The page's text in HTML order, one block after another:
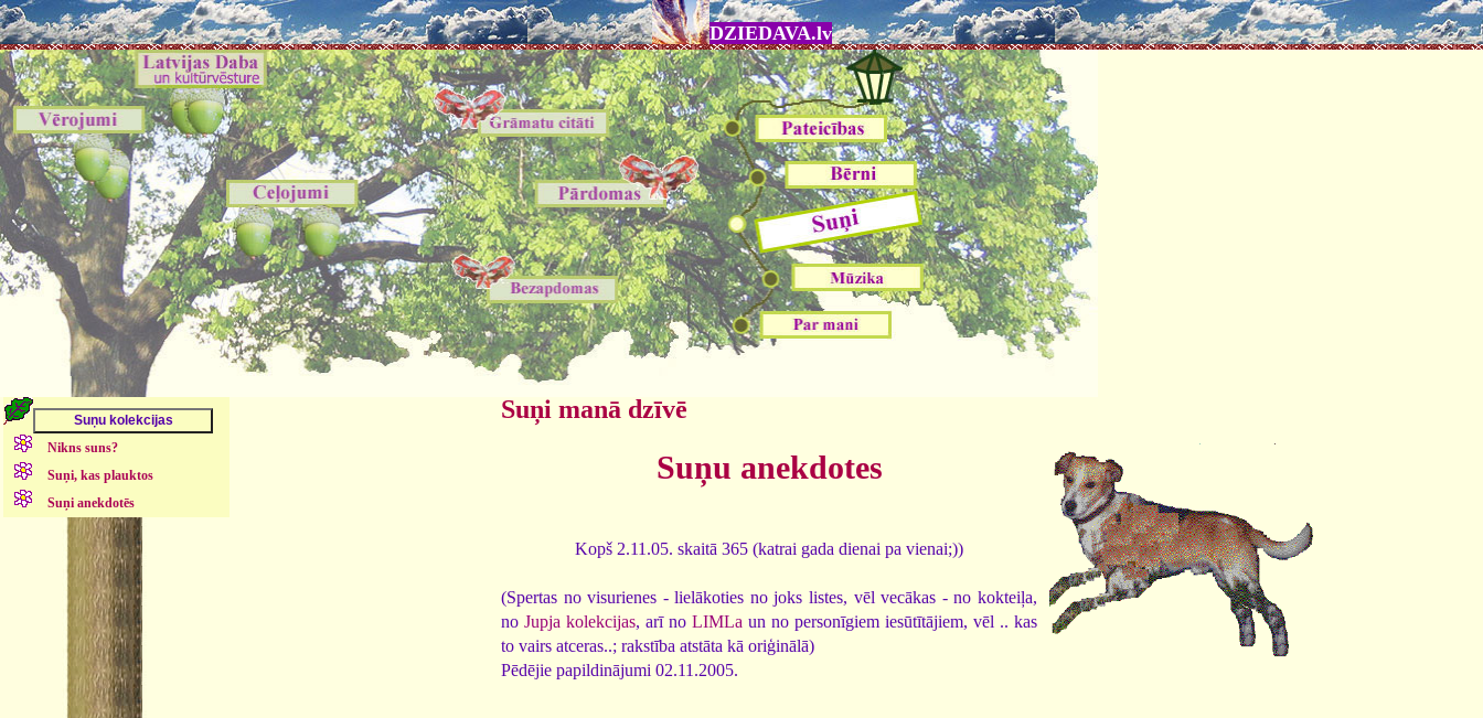
DZIEDAVA.lv
Nikns suns?
Suņi, kas plauktos
Suņi anekdotēs
Suņi manā dzīvē
Suņu anekdotes
Kopš 2.11.05. skaitā 365 (katrai gada dienai pa vienai;))
(Spertas no visurienes - lielākoties no joks listes, vēl vecākas - no kokteiļa,
no Jupja kolekcijas, arī no LIMLa un no personīgiem iesūtītājiem, vēl .. kas
to vairs atceras..; rakstība atstāta kā oriģinālā)
Pēdējie papildinājumi 02.11.2005.